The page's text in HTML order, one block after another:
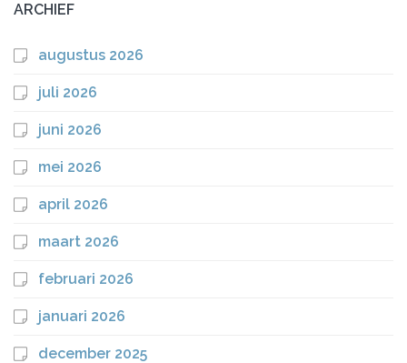
ARCHIEF
augustus 2026
juli 2026
juni 2026
mei 2026
april 2026
maart 2026
februari 2026
januari 2026
december 2025